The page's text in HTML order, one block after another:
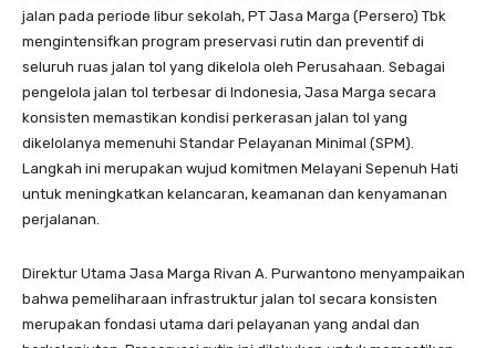
jalan pada periode libur sekolah, PT Jasa Marga (Persero) Tbk
mengintensifkan program preservasi rutin dan preventif di
seluruh ruas jalan tol yang dikelola oleh Perusahaan. Sebagai
pengelola jalan tol terbesar di Indonesia, Jasa Marga secara
konsisten memastikan kondisi perkerasan jalan tol yang
dikelolanya memenuhi Standar Pelayanan Minimal (SPM).
Langkah ini merupakan wujud komitmen Melayani Sepenuh Hati
untuk meningkatkan kelancaran, keamanan dan kenyamanan
perjalanan.
Direktur Utama Jasa Marga Rivan A. Purwantono menyampaikan
bahwa pemeliharaan infrastruktur jalan tol secara konsisten
merupakan fondasi utama dari pelayanan yang andal dan